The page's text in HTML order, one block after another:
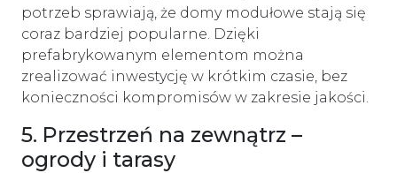
potrzeb sprawiają, że domy modułowe stają się
coraz bardziej popularne. Dzięki
prefabrykowanym elementom można
zrealizować inwestycję w krótkim czasie, bez
konieczności kompromisów w zakresie jakości.
5. Przestrzeń na zewnątrz –
ogrody i tarasy